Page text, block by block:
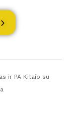
ir PA Kitaip su